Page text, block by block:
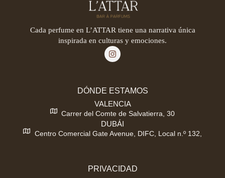
Cada perfume en L’ATTAR tiene una narrativa única
inspirada en culturas y emociones.
DÓNDE ESTAMOS
VALENCIA
Carrer del Comte de Salvatierra, 30
DUBÁI
Centro Comercial Gate Avenue, DIFC, Local n.º 132,
PRIVACIDAD